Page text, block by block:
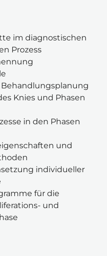
im diagnostischen
Prozess
Behandlungsplanung
Knies und Phasen
in den Phasen
und
individueller
für die
und